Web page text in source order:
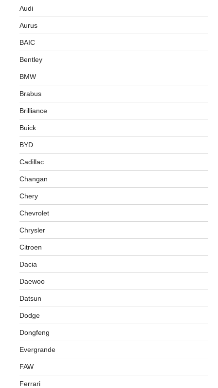
Audi
Aurus
BAIC
Bentley
BMW
Brabus
Brilliance
Buick
BYD
Cadillac
Changan
Chery
Chevrolet
Chrysler
Citroen
Dacia
Daewoo
Datsun
Dodge
Dongfeng
Evergrande
FAW
Ferrari